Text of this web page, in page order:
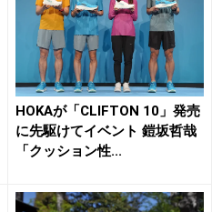
HOKAが「CLIFTON 10」発売
に先駆けてイベント 鎧坂哲哉
「クッション性...